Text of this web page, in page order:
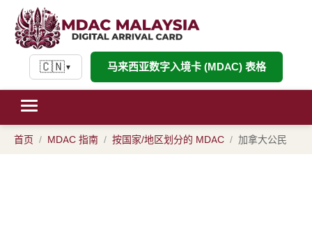
🇨🇳▼ 马来西亚数字入境卡 (MDAC) 表格
首页 MDAC 指南 按国家/地区划分的 MDAC 加拿大公民